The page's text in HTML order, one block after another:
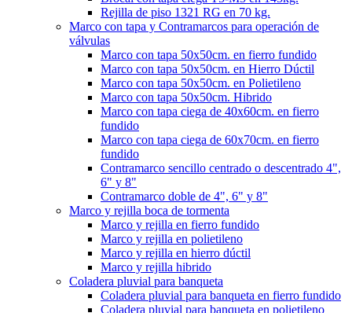
Rejilla de piso 1321 RG en 70 kg.
Marco con tapa y Contramarcos para operación de
válvulas
Marco con tapa 50x50cm. en fierro fundido
Marco con tapa 50x50cm. en Hierro Dúctil
Marco con tapa 50x50cm. en Polietileno
Marco con tapa 50x50cm. Hibrido
Marco con tapa ciega de 40x60cm. en fierro
fundido
Marco con tapa ciega de 60x70cm. en fierro
fundido
Contramarco sencillo centrado o descentrado 4",
6" y 8"
Contramarco doble de 4", 6" y 8"
Marco y rejilla boca de tormenta
Marco y rejilla en fierro fundido
Marco y rejilla en polietileno
Marco y rejilla en hierro dúctil
Marco y rejilla hibrido
Coladera pluvial para banqueta
Coladera pluvial para banqueta en fierro fundido
Coladera pluvial para banqueta en polietileno